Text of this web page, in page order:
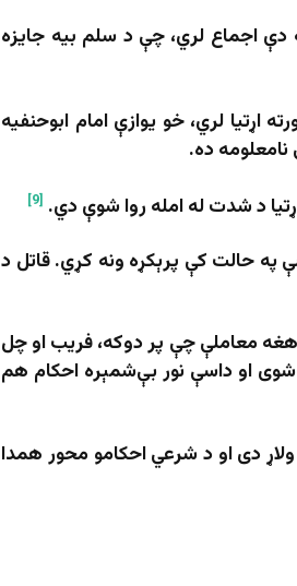
دې اجماع لري، چې د سلم بیه جایزه
لري، خو یوازې امام ابوحنفیه
ده.
د شدت له امله روا شوې دي. [9]
حالت کې پرېکړه ونه کړي. قاتل د
معاملې چې پر دوکه، فریب او چل
او داسې نور بې‌شمېره احکام هم
دی او د شرعي احکامو محور همدا